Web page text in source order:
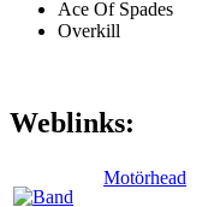
Ace Of Spades
Overkill
Weblinks:
Motörhead